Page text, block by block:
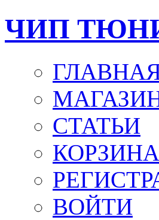
ЧИП
СТАТЬИ
КОРЗИНА
ВОЙТИ